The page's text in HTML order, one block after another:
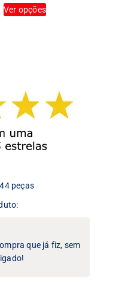
produto
Ver opçõesproduto
podem
ser
escolhidas
página
peças
que já fiz, sem